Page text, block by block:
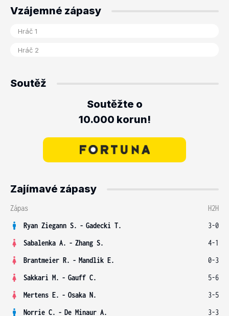
Vzájemné zápasy
Soutěž
Soutěžte o
10.000 korun!
Zajímavé zápasy
Zápas
H2H
Ryan Ziegann S. - Gadecki T.
3-0
Sabalenka A. - Zhang S.
4-1
Brantmeier R. - Mandlik E.
0-3
Sakkari M. - Gauff C.
5-6
Mertens E. - Osaka N.
3-5
Norrie C. - De Minaur A. 3-3